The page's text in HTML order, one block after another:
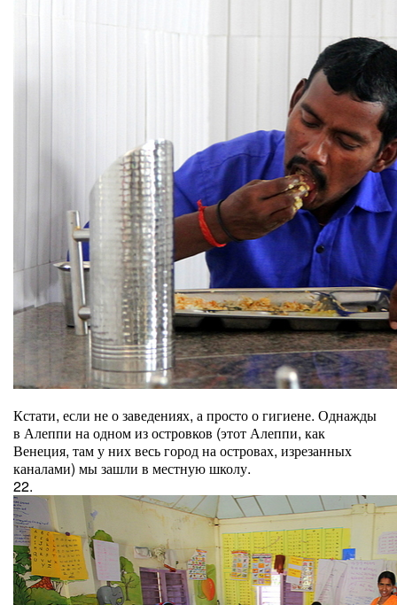
Кстати, если не о заведениях, а просто о гигиене. Однажды
в Алеппи на одном из островков (этот Алеппи, как
Венеция, там у них весь город на островах, изрезанных
каналами) мы зашли в местную школу.
22.